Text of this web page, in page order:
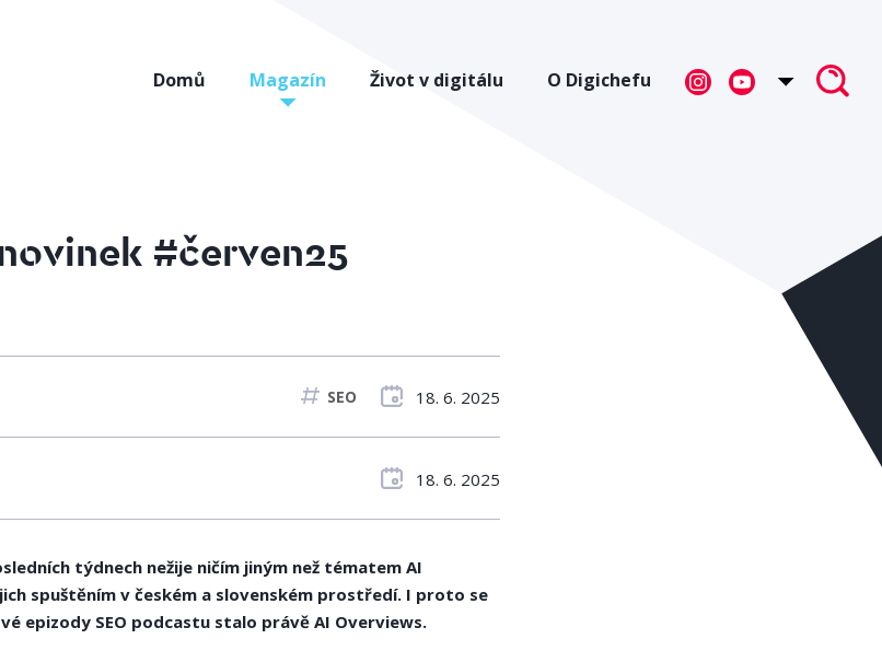
Domů Magazín Život v digitálu O Digichefu
#červen25
SEO 18. 6. 2025
18. 6. 2025
týdnech nežije ničím jiným než tématem AI
spuštěním v českém a slovenském prostředí. I proto se
epizody SEO podcastu stalo právě AI Overviews.